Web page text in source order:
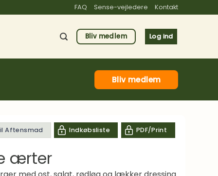
FAQ Sense-vejledere Kontakt
Bliv medlem Log ind
Bliv medlem
Aftensmad Indkøbsliste PDF/Print
ærter